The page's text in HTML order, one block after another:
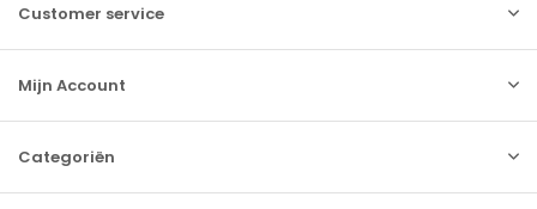
Customer service
Mijn Account
Categoriën